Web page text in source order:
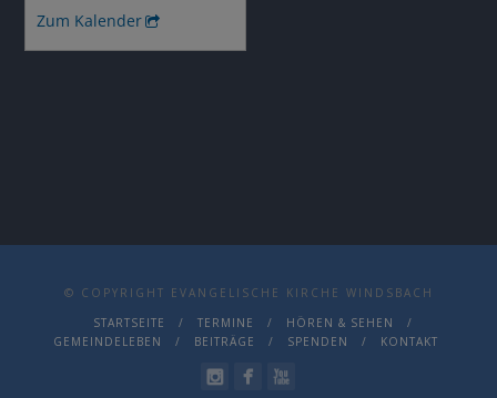
© COPYRIGHT EVANGELISCHE KIRCHE WINDSBACH
STARTSEITE
TERMINE
HÖREN & SEHEN
GEMEINDELEBEN
BEITRÄGE SPENDEN KONTAKT